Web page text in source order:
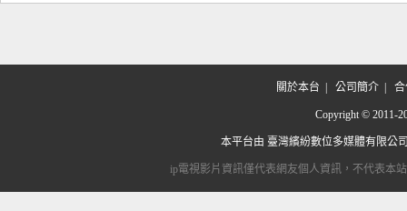
關於本台 公司簡介| 合
Copyright © 2011-
本平台由 臺灣繽紛數位多媒體有限公
ip電視影片資訊僅代表網友個人資訊，不代表本